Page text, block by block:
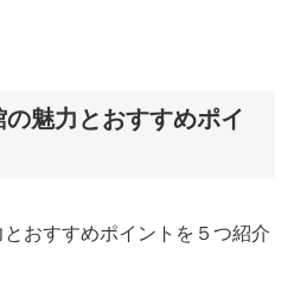
魅力とおすすめポイ
おすすめポイントを５つ紹介